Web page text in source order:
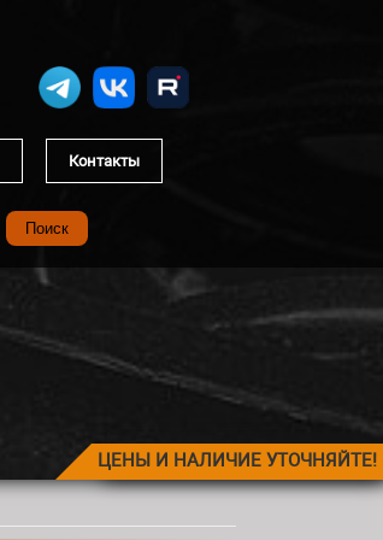
Контакты
ЦЕНЫ И НАЛИЧИЕ УТОЧНЯЙТЕ!